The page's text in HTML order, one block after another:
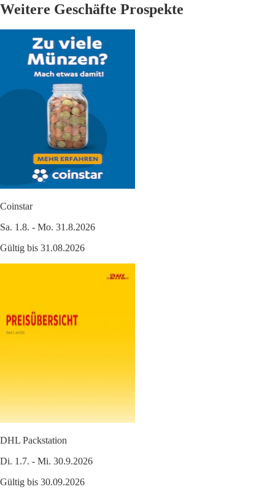
Weitere Geschäfte Prospekte
Coinstar
Sa. 1.8. - Mo. 31.8.2026
Gültig bis 31.08.2026
DHL Packstation
Di. 1.7. - Mi. 30.9.2026
Gültig bis 30.09.2026